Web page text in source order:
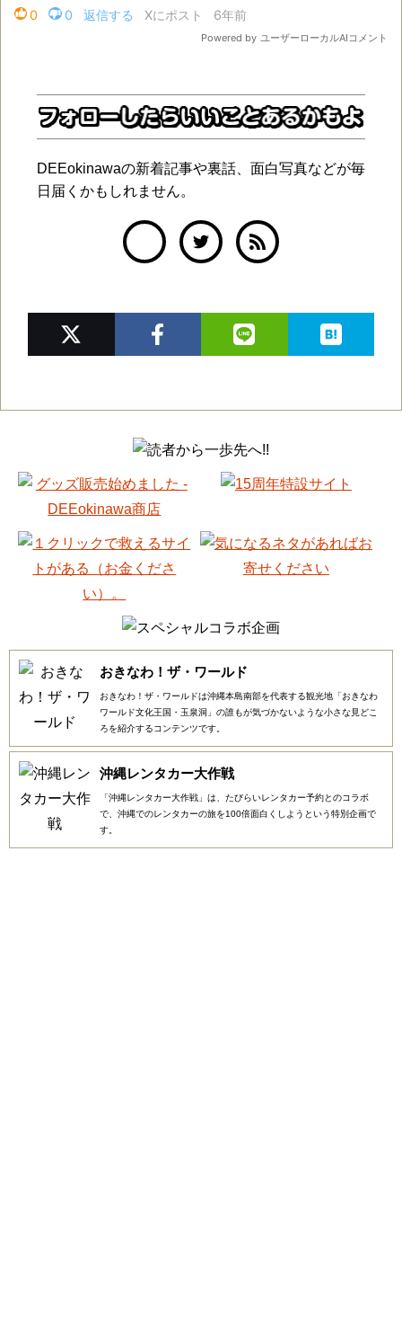
DEEokinawaの新着記事や裏話、面白写真などが毎
日届くかもしれません。
おきなわ！ザ・ワールド
おきなわ！ザ・ワールドは沖縄本島南部を代表する観光地「おきなわ
ワールド文化王国・玉泉洞」の誰もが気づかないような小さな見どこ
ろを紹介するコンテンツです。
沖縄レンタカー大作戦
「沖縄レンタカー大作戦」は、たびらいレンタカー予約とのコラボ
で、沖縄でのレンタカーの旅を100倍面白くしようという特別企画で
す。